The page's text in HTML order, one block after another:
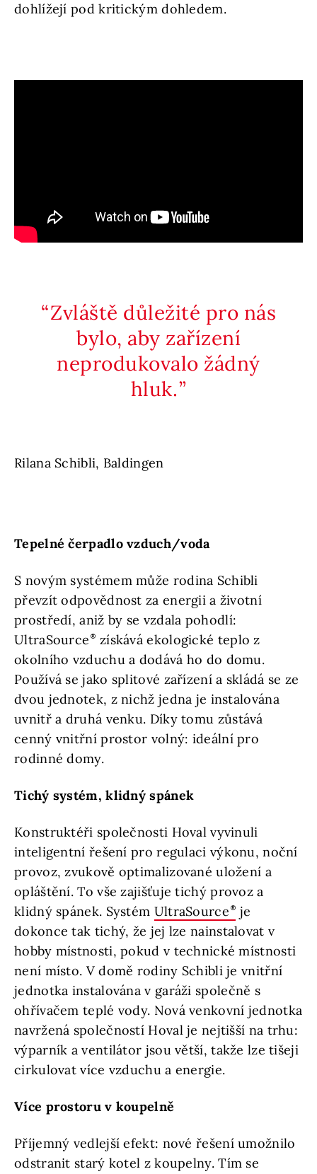
dohlížejí pod kritickým dohledem.
Zvláště důležité pro nás
bylo, aby zařízení
neprodukovalo žádný
hluk.
Rilana Schibli, Baldingen
Tepelné čerpadlo vzduch/voda
S novým systémem může rodina Schibli
převzít odpovědnost za energii a životní
prostředí, aniž by se vzdala pohodlí:
UltraSource
získává ekologické teplo z
okolního vzduchu a dodává ho do domu.
Používá se jako splitové zařízení a skládá se ze
dvou jednotek, z nichž jedna je instalována
uvnitř a druhá venku. Díky tomu zůstává
cenný vnitřní prostor volný: ideální pro
rodinné domy.
Tichý systém, klidný spánek
Konstruktéři společnosti Hoval vyvinuli
inteligentní řešení pro regulaci výkonu, noční
provoz, zvukově optimalizované uložení a
opláštění. To vše zajišťuje tichý provoz a
klidný spánek. Systém UltraSource
je
dokonce tak tichý, že jej lze nainstalovat v
hobby místnosti, pokud v technické místnosti
není místo. V domě rodiny Schibli je vnitřní
jednotka instalována v garáži společně s
ohřívačem teplé vody. Nová venkovní jednotka
navržená společností Hoval je nejtišší na trhu:
výparník a ventilátor jsou větší, takže lze tišeji
cirkulovat více vzduchu a energie.
Více prostoru v koupelně
Příjemný vedlejší efekt: nové řešení umožnilo
odstranit starý kotel z koupelny. Tím se